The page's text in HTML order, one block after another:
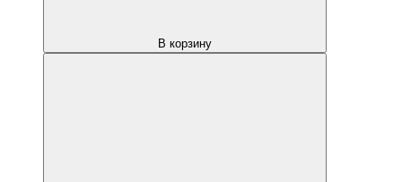
В корзину